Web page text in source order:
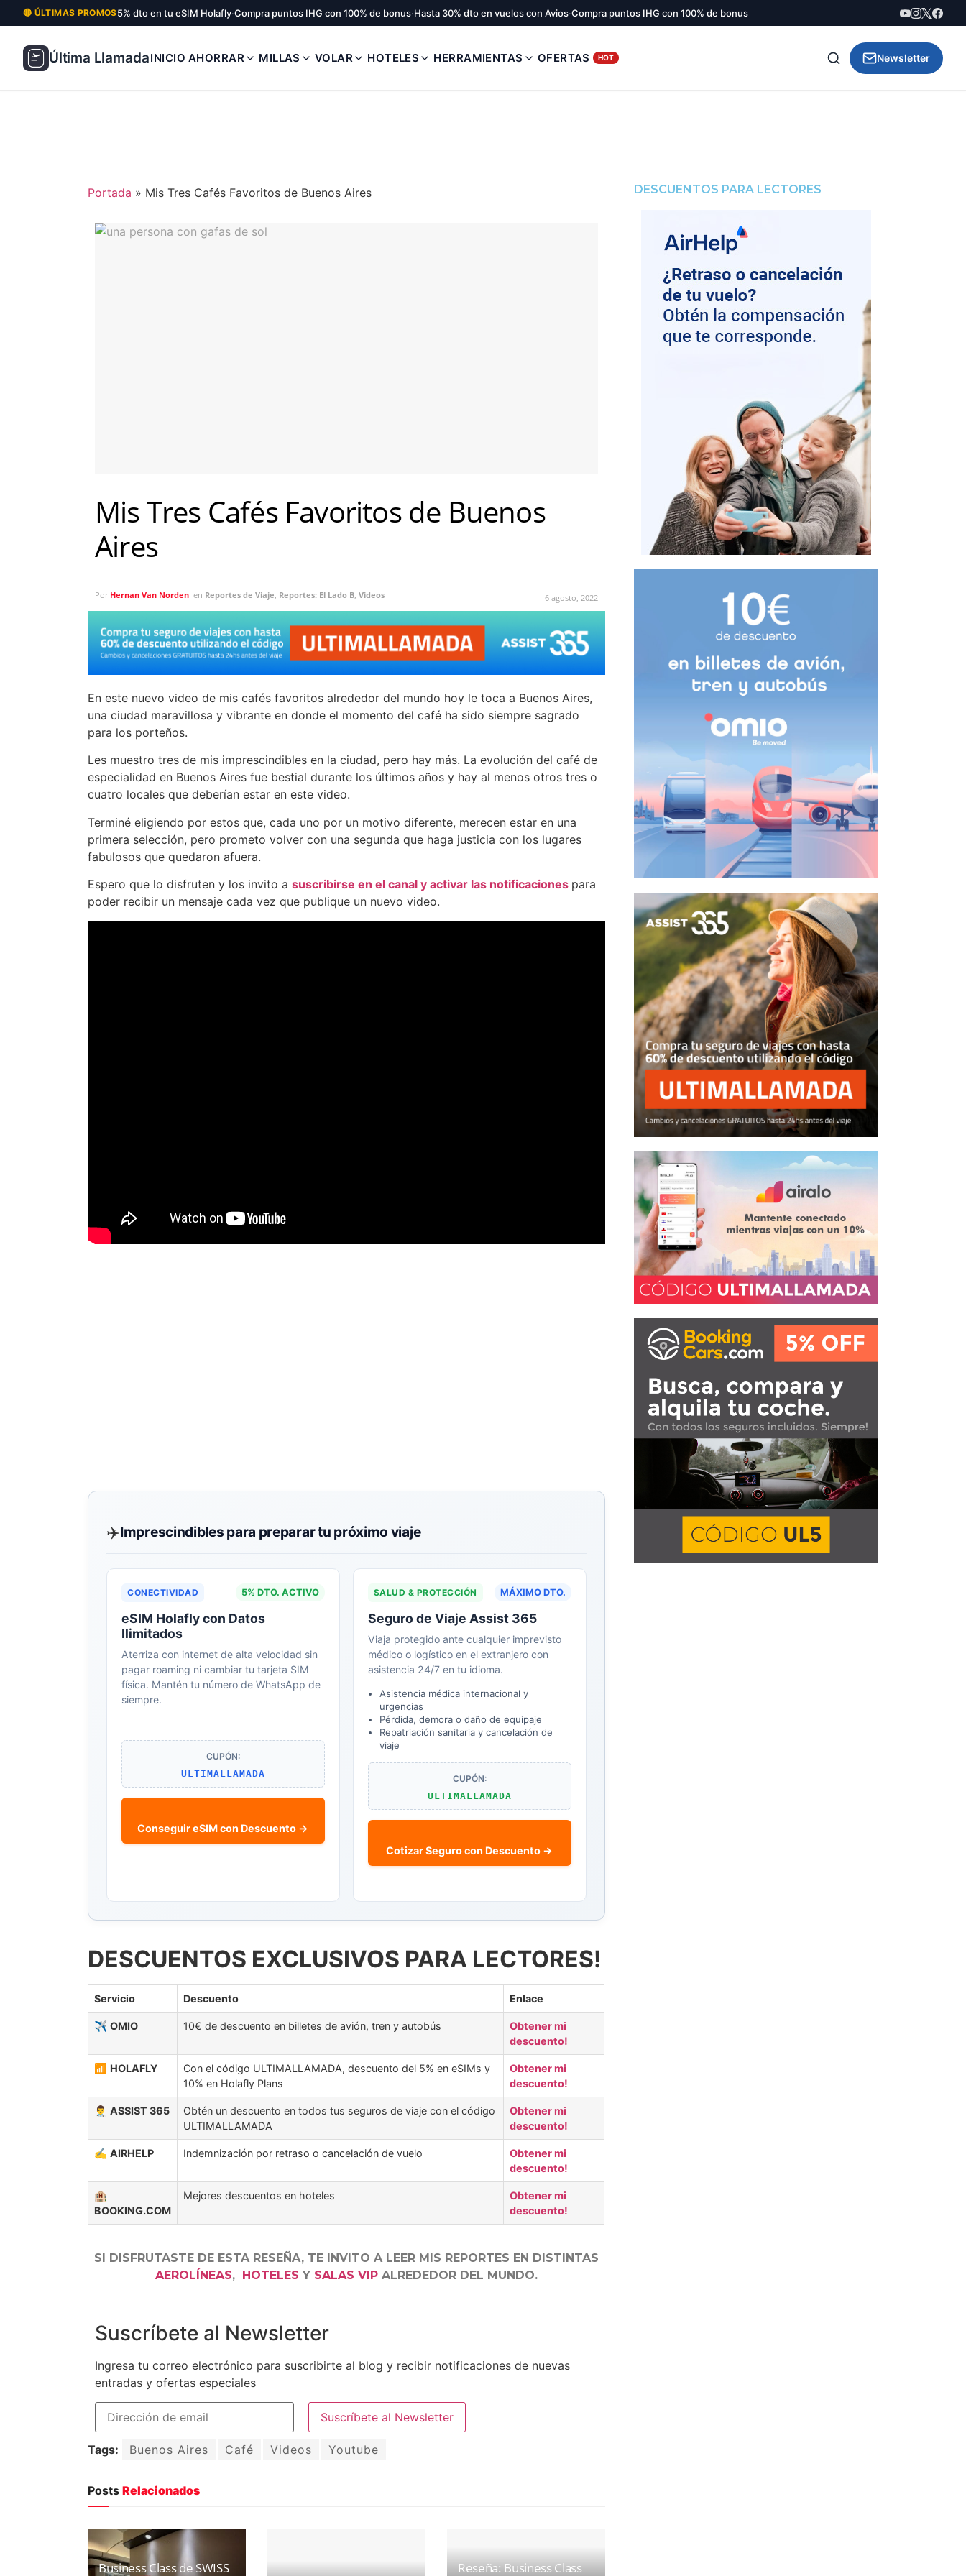
🔴 ÚLTIMAS PROMOS5% dto en tu eSIM Holafly·Compra puntos IHG con 100% de bonus·Hasta 30% dto en vuelos con Avios·Compra puntos IHG con 100% de bonus
Última LlamadaINICIO AHORRAR MILLAS VOLAR HOTELES HERRAMIENTAS OFERTAS HOT Newsletter
Portada » Mis Tres Cafés Favoritos de Buenos Aires
Mis Tres Cafés Favoritos de Buenos
Aires
Por Hernan Van Norden en Reportes de Viaje Reportes: El Lado B Videos 6 agosto, 2022
En este nuevo video de mis cafés favoritos alrededor del mundo hoy le toca a Buenos Aires,
una ciudad maravillosa y vibrante en donde el momento del café ha sido siempre sagrado
para los porteños.
Les muestro tres de mis imprescindibles en la ciudad, pero hay más. La evolución del café de
especialidad en Buenos Aires fue bestial durante los últimos años y hay al menos otros tres o
cuatro locales que deberían estar en este video.
Terminé eligiendo por estos que, cada uno por un motivo diferente, merecen estar en una
primera selección, pero prometo volver con una segunda que haga justicia con los lugares
fabulosos que quedaron afuera.
Espero que lo disfruten y los invito a suscribirse en el canal y activar las notificaciones para
poder recibir un mensaje cada vez que publique un nuevo video.
✈️Imprescindibles para preparar tu próximo viaje
CONECTIVIDAD 5% DTO. ACTIVO
eSIM Holafly con Datos
Ilimitados
Aterriza con internet de alta velocidad sin
pagar roaming ni cambiar tu tarjeta SIM
física. Mantén tu número de WhatsApp de
siempre.
CUPÓN:
ULTIMALLAMADA
Conseguir eSIM con Descuento →
SALUD & PROTECCIÓN MÁXIMO DTO.
Seguro de Viaje Assist 365
Viaja protegido ante cualquier imprevisto
médico o logístico en el extranjero con
asistencia 24/7 en tu idioma.
Asistencia médica internacional y
urgencias
Pérdida, demora o daño de equipaje
Repatriación sanitaria y cancelación de
viaje
CUPÓN:
ULTIMALLAMADA
Cotizar Seguro con Descuento →
DESCUENTOS EXCLUSIVOS PARA LECTORES!
Servicio Descuento Enlace
✈️ OMIO 10€ de descuento en billetes de avión, tren y autobús
Obtener mi
descuento!
📶 HOLAFLY
Con el código ULTIMALLAMADA, descuento del 5% en eSIMs y
10% en Holafly Plans
Obtener mi
descuento!
👨‍⚕️ ASSIST 365
Obtén un descuento en todos tus seguros de viaje con el código
ULTIMALLAMADA
Obtener mi
descuento!
✍️ AIRHELP Indemnización por retraso o cancelación de vuelo
Obtener mi
descuento!
🏨
BOOKING.COM
Mejores descuentos en hoteles
Obtener mi
descuento!
SI DISFRUTASTE DE ESTA RESEÑA, TE INVITO A LEER MIS REPORTES EN DISTINTAS
AEROLÍNEAS, HOTELES Y SALAS VIPALREDEDOR DEL MUNDO.
Suscríbete al Newsletter
Ingresa tu correo electrónico para suscribirte al blog y recibir notificaciones de nuevas
entradas y ofertas especiales
Tags: Buenos Aires Café Videos Youtube
Posts Relacionados
Business Class de SWISS
Reseña: Business Class
DESCUENTOS PARA LECTORES